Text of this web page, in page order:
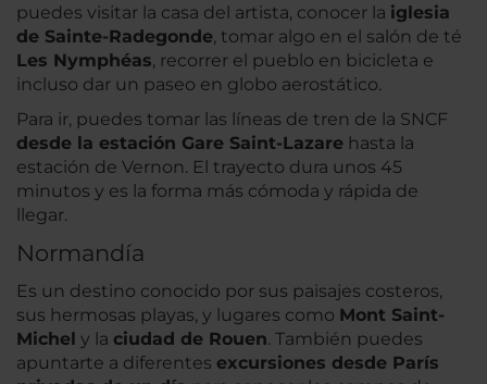
puedes visitar la casa del artista, conocer la iglesia
de Sainte-Radegonde, tomar algo en el salón de té
Les Nymphéas, recorrer el pueblo en bicicleta e
incluso dar un paseo en globo aerostático.
Para ir, puedes tomar las líneas de tren de la SNCF
desde la estación Gare Saint-Lazare hasta la
estación de Vernon. El trayecto dura unos 45
minutos y es la forma más cómoda y rápida de
llegar.
Normandía
Es un destino conocido por sus paisajes costeros,
sus hermosas playas, y lugares como Mont Saint-
Michel y la ciudad de Rouen. También puedes
apuntarte a diferentes excursiones desde París